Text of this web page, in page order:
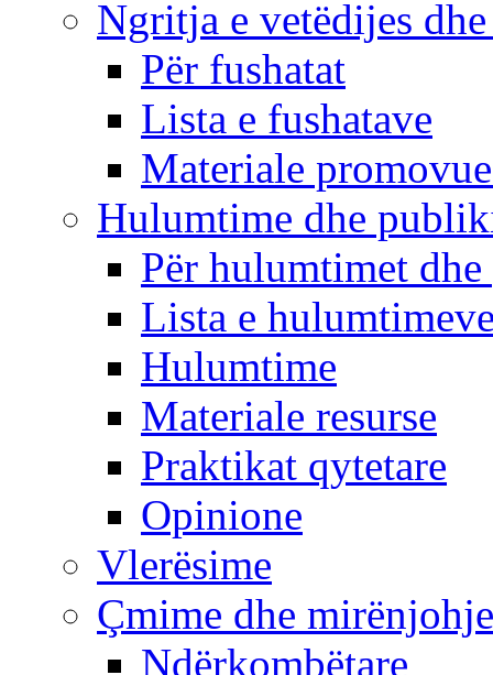
Ngritja e vetëdijes
Për fushatat
Lista e fushatave
Materiale
Hulumtime dhe
Për hulumtimet
Lista e
Hulumtime
Materiale resurse
Praktikat qytetare
Opinione
Vlerësime
Çmime dhe mirënjohje
Ndërkombëtare